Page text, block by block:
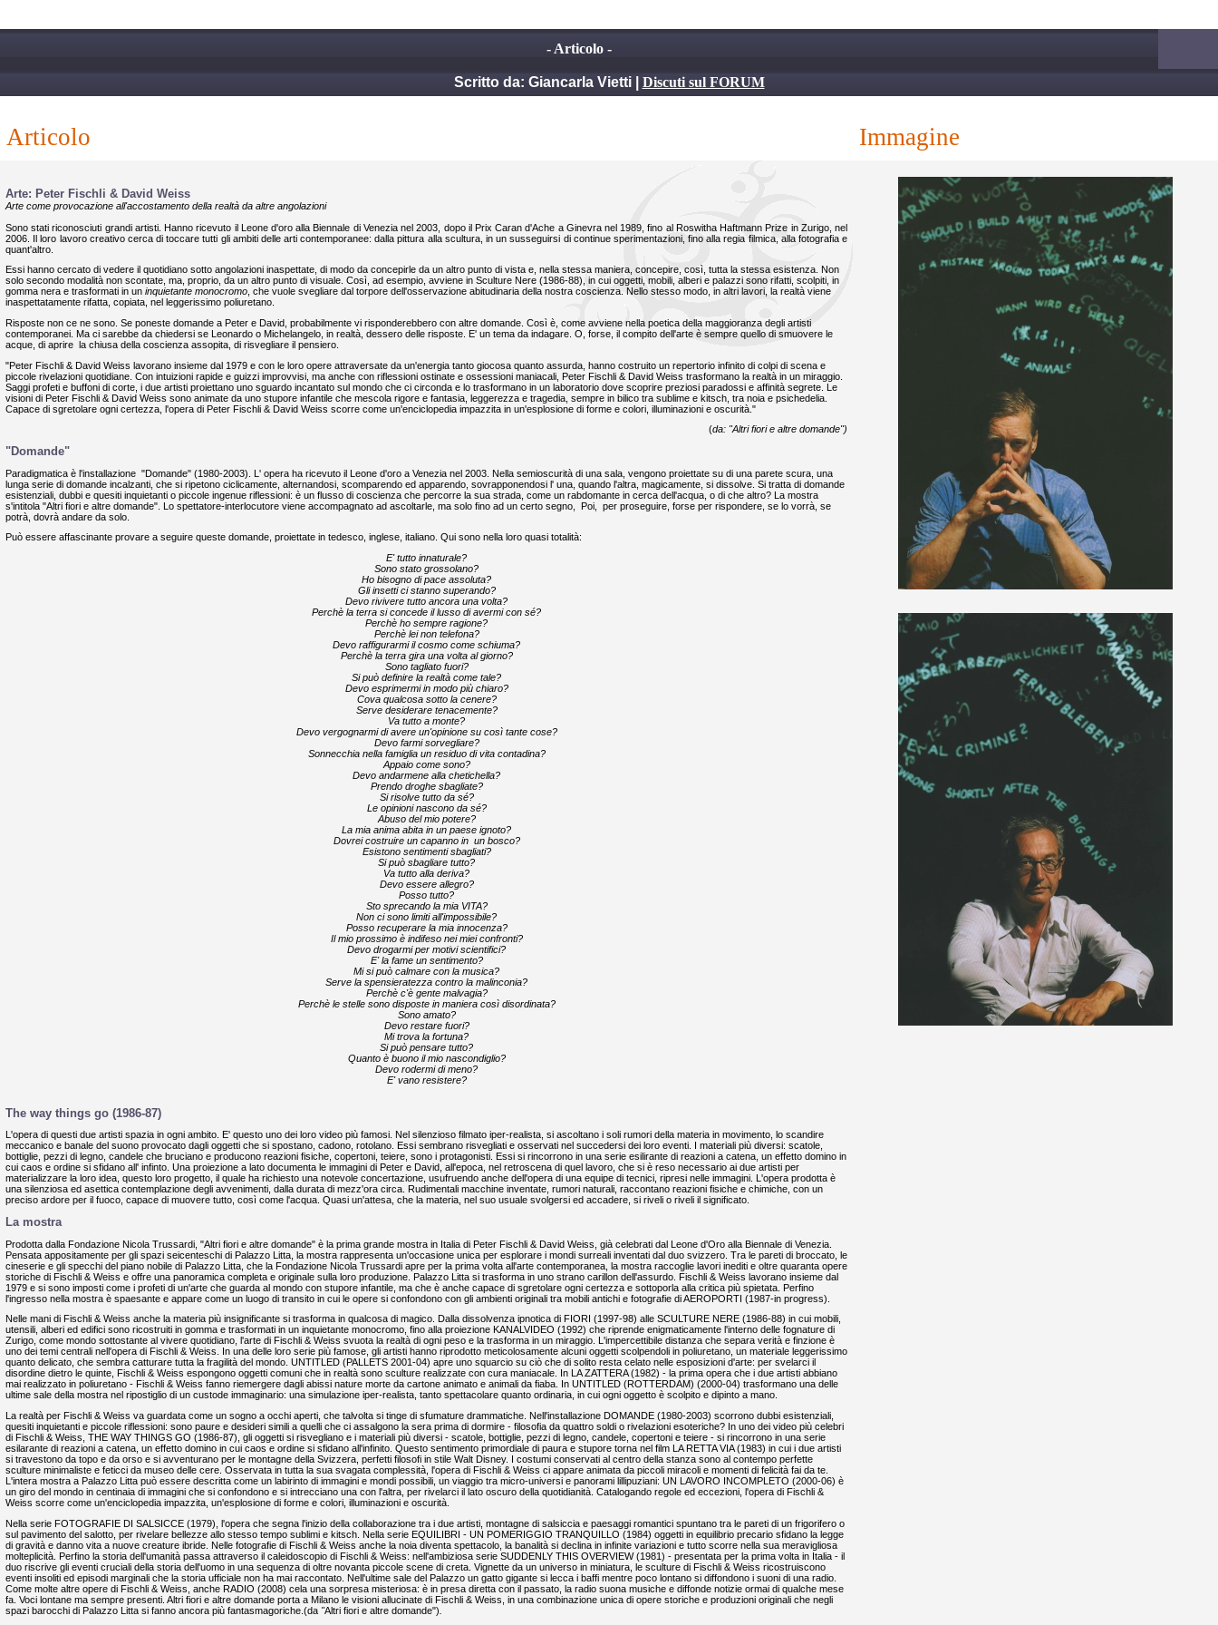
- Articolo -
Scritto da: Giancarla Vietti | Discuti sul FORUM
articolo immagine
Arte: Peter Fischli & David Weiss
Arte come provocazione all'accostamento della realtà da altre angolazioni
Sono stati riconosciuti grandi artisti. Hanno ricevuto il Leone d'oro alla Biennale di Venezia nel 2003, dopo il Prix Caran d'Ache a Ginevra nel 1989, fino al Roswitha Haftmann Prize in Zurigo, nel
2006. Il loro lavoro creativo cerca di toccare tutti gli ambiti delle arti contemporanee: dalla pittura alla scultura, in un susseguirsi di continue sperimentazioni, fino alla regia filmica, alla fotografia e
quant'altro.
Essi hanno cercato di vedere il quotidiano sotto angolazioni inaspettate, di modo da concepirle da un altro punto di vista e, nella stessa maniera, concepire, così, tutta la stessa esistenza. Non
solo secondo modalità non scontate, ma, proprio, da un altro punto di visuale. Così, ad esempio, avviene in Sculture Nere (1986-88), in cui oggetti, mobili, alberi e palazzi sono rifatti, scolpiti, in
gomma nera e trasformati in un inquietante monocromo , che vuole svegliare dal torpore dell'osservazione abitudinaria della nostra coscienza. Nello stesso modo, in altri lavori, la realtà viene
inaspettatamente rifatta, copiata, nel leggerissimo poliuretano.
Risposte non ce ne sono. Se poneste domande a Peter e David, probabilmente vi risponderebbero con altre domande. Così è, come avviene nella poetica della maggioranza degli artisti
contemporanei. Ma ci sarebbe da chiedersi se Leonardo o Michelangelo, in realtà, dessero delle risposte. E' un tema da indagare. O, forse, il compito dell'arte è sempre quello di smuovere le
acque, di aprire la chiusa della coscienza assopita, di risvegliare il pensiero.
"Peter Fischli & David Weiss lavorano insieme dal 1979 e con le loro opere attraversate da un'energia tanto giocosa quanto assurda, hanno costruito un repertorio infinito di colpi di scena e
piccole rivelazioni quotidiane. Con intuizioni rapide e guizzi improvvisi, ma anche con riflessioni ostinate e ossessioni maniacali, Peter Fischli & David Weiss trasformano la realtà in un miraggio.
Saggi profeti e buffoni di corte, i due artisti proiettano uno sguardo incantato sul mondo che ci circonda e lo trasformano in un laboratorio dove scoprire preziosi paradossi e affinità segrete. Le
visioni di Peter Fischli & David Weiss sono animate da uno stupore infantile che mescola rigore e fantasia, leggerezza e tragedia, sempre in bilico tra sublime e kitsch, tra noia e psichedelia.
Capace di sgretolare ogni certezza, l'opera di Peter Fischli & David Weiss scorre come un'enciclopedia impazzita in un'esplosione di forme e colori, illuminazioni e oscurità."
(da: "Altri fiori e altre domande")
"Domande"
Paradigmatica è l'installazione "Domande" (1980-2003). L' opera ha ricevuto il Leone d'oro a Venezia nel 2003. Nella semioscurità di una sala, vengono proiettate su di una parete scura, una
lunga serie di domande incalzanti, che si ripetono ciclicamente, alternandosi, scomparendo ed apparendo, sovrapponendosi l' una, quando l'altra, magicamente, si dissolve. Si tratta di domande
esistenziali, dubbi e quesiti inquietanti o piccole ingenue riflessioni: è un flusso di coscienza che percorre la sua strada, come un rabdomante in cerca dell'acqua, o di che altro? La mostra
s'intitola "Altri fiori e altre domande". Lo spettatore-interlocutore viene accompagnato ad ascoltarle, ma solo fino ad un certo segno, Poi, per proseguire, forse per rispondere, se lo vorrà, se
potrà, dovrà andare da solo.
Può essere affascinante provare a seguire queste domande, proiettate in tedesco, inglese, italiano. Qui sono nella loro quasi totalità:
E' tutto innaturale?
Sono stato grossolano?
Ho bisogno di pace assoluta?
Gli insetti ci stanno superando?
Devo rivivere tutto ancora una volta?
Perchè la terra si concede il lusso di avermi con sé?
Perchè ho sempre ragione?
Perchè lei non telefona?
Devo raffigurarmi il cosmo come schiuma?
Perchè la terra gira una volta al giorno?
Sono tagliato fuori?
Si può definire la realtà come tale?
Devo esprimermi in modo più chiaro?
Cova qualcosa sotto la cenere?
Serve desiderare tenacemente?
Va tutto a monte?
Devo vergognarmi di avere un'opinione su così tante cose?
Devo farmi sorvegliare?
Sonnecchia nella famiglia un residuo di vita contadina?
Appaio come sono?
Devo andarmene alla chetichella?
Prendo droghe sbagliate?
Si risolve tutto da sé?
Le opinioni nascono da sé?
Abuso del mio potere?
La mia anima abita in un paese ignoto?
Dovrei costruire un capanno in un bosco?
Esistono sentimenti sbagliati?
Si può sbagliare tutto?
Va tutto alla deriva?
Devo essere allegro?
Posso tutto?
Sto sprecando la mia VITA?
Non ci sono limiti all'impossibile?
Posso recuperare la mia innocenza?
Il mio prossimo è indifeso nei miei confronti?
Devo drogarmi per motivi scientifici?
E' la fame un sentimento?
Mi si può calmare con la musica?
Serve la spensieratezza contro la malinconia?
Perchè c'è gente malvagia?
Perchè le stelle sono disposte in maniera così disordinata?
Sono amato?
Devo restare fuori?
Mi trova la fortuna?
Si può pensare tutto?
Quanto è buono il mio nascondiglio?
Devo rodermi di meno?
E' vano resistere?
The way things go (1986-87)
L'opera di questi due artisti spazia in ogni ambito. E' questo uno dei loro video più famosi. Nel silenzioso filmato iper-realista, si ascoltano i soli rumori della materia in movimento, lo scandire
meccanico e banale del suono provocato dagli oggetti che si spostano, cadono, rotolano. Essi sembrano risvegliati e osservati nel succedersi dei loro eventi. I materiali più diversi: scatole,
bottiglie, pezzi di legno, candele che bruciano e producono reazioni fisiche, copertoni, teiere, sono i protagonisti. Essi si rincorrono in una serie esilirante di reazioni a catena, un effetto domino in
cui caos e ordine si sfidano all' infinto. Una proiezione a lato documenta le immagini di Peter e David, all'epoca, nel retroscena di quel lavoro, che si è reso necessario ai due artisti per
materializzare la loro idea, questo loro progetto, il quale ha richiesto una notevole concertazione, usufruendo anche dell'opera di una equipe di tecnici, ripresi nelle immagini. L'opera prodotta è
una silenziosa ed asettica contemplazione degli avvenimenti, dalla durata di mezz'ora circa. Rudimentali macchine inventate, rumori naturali, raccontano reazioni fisiche e chimiche, con un
preciso ardore per il fuoco, capace di muovere tutto, così come l'acqua. Quasi un'attesa, che la materia, nel suo usuale svolgersi ed accadere, si riveli o riveli il significato.
La mostra
Prodotta dalla Fondazione Nicola Trussardi, "Altri fiori e altre domande" è la prima grande mostra in Italia di Peter Fischli & David Weiss, già celebrati dal Leone d'Oro alla Biennale di Venezia.
Pensata appositamente per gli spazi seicenteschi di Palazzo Litta, la mostra rappresenta un'occasione unica per esplorare i mondi surreali inventati dal duo svizzero. Tra le pareti di broccato, le
cineserie e gli specchi del piano nobile di Palazzo Litta, che la Fondazione Nicola Trussardi apre per la prima volta all'arte contemporanea, la mostra raccoglie lavori inediti e oltre quaranta opere
storiche di Fischli & Weiss e offre una panoramica completa e originale sulla loro produzione. Palazzo Litta si trasforma in uno strano carillon dell'assurdo. Fischli & Weiss lavorano insieme dal
1979 e si sono imposti come i profeti di un'arte che guarda al mondo con stupore infantile, ma che è anche capace di sgretolare ogni certezza e sottoporla alla critica più spietata. Perfino
l'ingresso nella mostra è spaesante e appare come un luogo di transito in cui le opere si confondono con gli ambienti originali tra mobili antichi e fotografie di AEROPORTI (1987-in progress).
Nelle mani di Fischli & Weiss anche la materia più insignificante si trasforma in qualcosa di magico. Dalla dissolvenza ipnotica di FIORI (1997-98) alle SCULTURE NERE (1986-88) in cui mobili,
utensili, alberi ed edifici sono ricostruiti in gomma e trasformati in un inquietante monocromo, fino alla proiezione KANALVIDEO (1992) che riprende enigmaticamente l'interno delle fognature di
Zurigo, come mondo sottostante al vivere quotidiano, l'arte di Fischli & Weiss svuota la realtà di ogni peso e la trasforma in un miraggio. L'impercettibile distanza che separa verità e finzione è
uno dei temi centrali nell'opera di Fischli & Weiss. In una delle loro serie più famose, gli artisti hanno riprodotto meticolosamente alcuni oggetti scolpendoli in poliuretano, un materiale leggerissimo
quanto delicato, che sembra catturare tutta la fragilità del mondo. UNTITLED (PALLETS 2001-04) apre uno squarcio su ciò che di solito resta celato nelle esposizioni d'arte: per svelarci il
disordine dietro le quinte, Fischli & Weiss espongono oggetti comuni che in realtà sono sculture realizzate con cura maniacale. In LA ZATTERA (1982) - la prima opera che i due artisti abbiano
mai realizzato in poliuretano - Fischli & Weiss fanno riemergere dagli abissi nature morte da cartone animato e animali da fiaba. In UNTITLED (ROTTERDAM) (2000-04) trasformano una delle
ultime sale della mostra nel ripostiglio di un custode immaginario: una simulazione iper-realista, tanto spettacolare quanto ordinaria, in cui ogni oggetto è scolpito e dipinto a mano.
La realtà per Fischli & Weiss va guardata come un sogno a occhi aperti, che talvolta si tinge di sfumature drammatiche. Nell'installazione DOMANDE (1980-2003) scorrono dubbi esistenziali,
quesiti inquietanti e piccole riflessioni: sono paure e desideri simili a quelli che ci assalgono la sera prima di dormire - filosofia da quattro soldi o rivelazioni esoteriche? In uno dei video più celebri
di Fischli & Weiss, THE WAY THINGS GO (1986-87), gli oggetti si risvegliano e i materiali più diversi - scatole, bottiglie, pezzi di legno, candele, copertoni e teiere - si rincorrono in una serie
esilarante di reazioni a catena, un effetto domino in cui caos e ordine si sfidano all'infinito. Questo sentimento primordiale di paura e stupore torna nel film LA RETTA VIA (1983) in cui i due artisti
si travestono da topo e da orso e si avventurano per le montagne della Svizzera, perfetti filosofi in stile Walt Disney. I costumi conservati al centro della stanza sono al contempo perfette
sculture minimaliste e feticci da museo delle cere. Osservata in tutta la sua svagata complessità, l'opera di Fischli & Weiss ci appare animata da piccoli miracoli e momenti di felicità fai da te.
L'intera mostra a Palazzo Litta può essere descritta come un labirinto di immagini e mondi possibili, un viaggio tra micro-universi e panorami lillipuziani: UN LAVORO INCOMPLETO (2000-06) è
un giro del mondo in centinaia di immagini che si confondono e si intrecciano una con l'altra, per rivelarci il lato oscuro della quotidianità. Catalogando regole ed eccezioni, l'opera di Fischli &
Weiss scorre come un'enciclopedia impazzita, un'esplosione di forme e colori, illuminazioni e oscurità.
Nella serie FOTOGRAFIE DI SALSICCE (1979), l'opera che segna l'inizio della collaborazione tra i due artisti, montagne di salsiccia e paesaggi romantici spuntano tra le pareti di un frigorifero o
sul pavimento del salotto, per rivelare bellezze allo stesso tempo sublimi e kitsch. Nella serie EQUILIBRI - UN POMERIGGIO TRANQUILLO (1984) oggetti in equilibrio precario sfidano la legge
di gravità e danno vita a nuove creature ibride. Nelle fotografie di Fischli & Weiss anche la noia diventa spettacolo, la banalità si declina in infinite variazioni e tutto scorre nella sua meravigliosa
molteplicità. Perfino la storia dell'umanità passa attraverso il caleidoscopio di Fischli & Weiss: nell'ambiziosa serie SUDDENLY THIS OVERVIEW (1981) - presentata per la prima volta in Italia - il
duo riscrive gli eventi cruciali della storia dell'uomo in una sequenza di oltre novanta piccole scene di creta. Vignette da un universo in miniatura, le sculture di Fischli & Weiss ricostruiscono
eventi insoliti ed episodi marginali che la storia ufficiale non ha mai raccontato. Nell'ultime sale del Palazzo un gatto gigante si lecca i baffi mentre poco lontano si diffondono i suoni di una radio.
Come molte altre opere di Fischli & Weiss, anche RADIO (2008) cela una sorpresa misteriosa: è in presa diretta con il passato, la radio suona musiche e diffonde notizie ormai di qualche mese
fa. Voci lontane ma sempre presenti. Altri fiori e altre domande porta a Milano le visioni allucinate di Fischli & Weiss, in una combinazione unica di opere storiche e produzioni originali che negli
spazi barocchi di Palazzo Litta si fanno ancora più fantasmagoriche.(da "Altri fiori e altre domande")